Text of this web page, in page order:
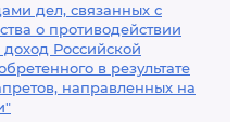
дел, связанных с
о противодействии
Российской
в результате
направленных на